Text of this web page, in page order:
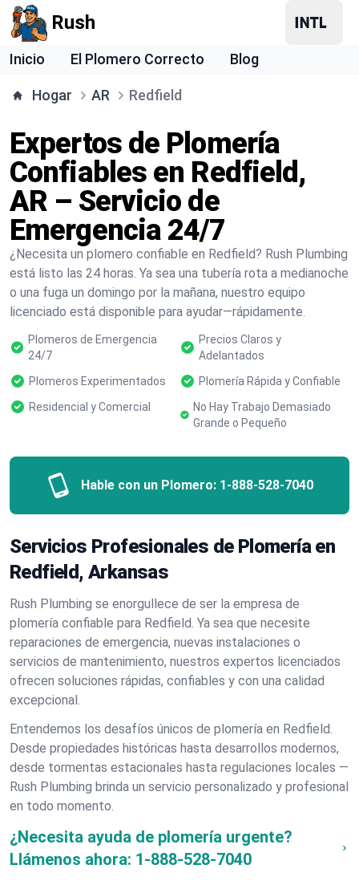
Rush
Inicio El Plomero Correcto Blog
Hogar AR Redfield
Expertos de Plomería
Confiables en Redfield,
AR – Servicio de
Emergencia 24/7
¿Necesita un plomero confiable en Redfield? Rush Plumbing
está listo las 24 horas. Ya sea una tubería rota a medianoche
o una fuga un domingo por la mañana, nuestro equipo
licenciado está disponible para ayudar—rápidamente.
Plomeros de Emergencia
24/7
Precios Claros y
Adelantados
Plomeros Experimentados
Plomería Rápida y Confiable
Residencial y Comercial
No Hay Trabajo Demasiado
Grande o Pequeño
Hable con un Plomero: 1-888-528-7040
Servicios Profesionales de Plomería en
Redfield, Arkansas
Rush Plumbing se enorgullece de ser la empresa de
plomería confiable para Redfield. Ya sea que necesite
reparaciones de emergencia, nuevas instalaciones o
servicios de mantenimiento, nuestros expertos licenciados
ofrecen soluciones rápidas, confiables y con una calidad
excepcional.
Entendemos los desafíos únicos de plomería en Redfield.
Desde propiedades históricas hasta desarrollos modernos,
desde tormentas estacionales hasta regulaciones locales —
Rush Plumbing brinda un servicio personalizado y profesional
en todo momento.
¿Necesita ayuda de plomería urgente?
Llámenos ahora: 1-888-528-7040